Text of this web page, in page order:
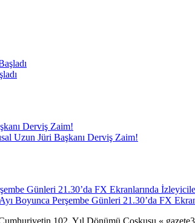
Uzun Jüri Başkanı Derviş Zaim!
Boyunca Perşembe Günleri 21.30’da FX